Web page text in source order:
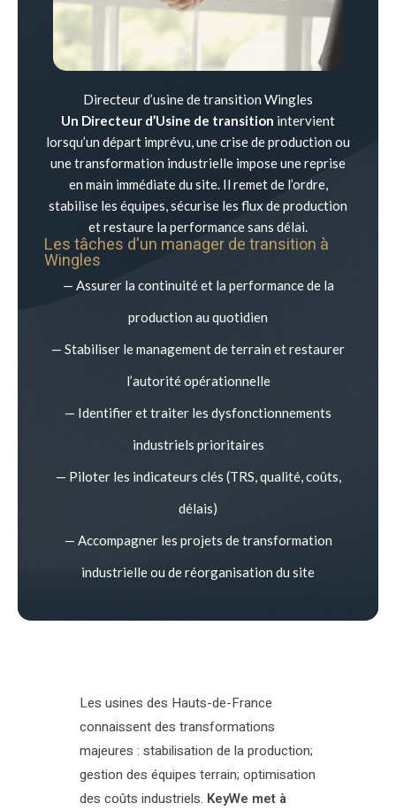
Directeur d’usine de transition Wingles
Un Directeur d’Usine de transition intervient
lorsqu’un départ imprévu, une crise de production ou
une transformation industrielle impose une reprise
en main immédiate du site. Il remet de l’ordre,
stabilise les équipes, sécurise les flux de production
et restaure la performance sans délai.
Les tâches d'un manager de transition à
Wingles
— Assurer la continuité et la performance de la
production au quotidien
— Stabiliser le management de terrain et restaurer
l’autorité opérationnelle
— Identifier et traiter les dysfonctionnements
industriels prioritaires
— Piloter les indicateurs clés (TRS, qualité, coûts,
délais)
— Accompagner les projets de transformation
industrielle ou de réorganisation du site
Les usines des Hauts-de-France
connaissent des transformations
majeures : stabilisation de la production;
gestion des équipes terrain; optimisation
des coûts industriels. KeyWe met à